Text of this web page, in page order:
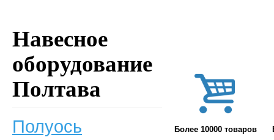
Более 10000 товаров
Навесное
оборудование
Полтава
Полуось